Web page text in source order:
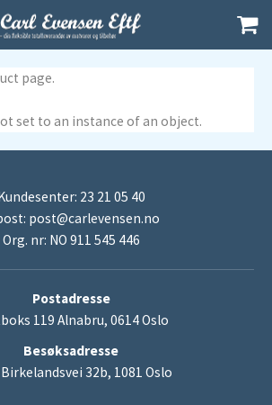
page.
set to an instance of an object.
23 21 05 40
post@carlevensen.no
Org. nr: NO 911 545 446
Postadresse
119 Alnabru, 0614 Oslo
Besøksadresse
32b, 1081 Oslo